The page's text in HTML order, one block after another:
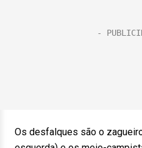
Os desfalques são o